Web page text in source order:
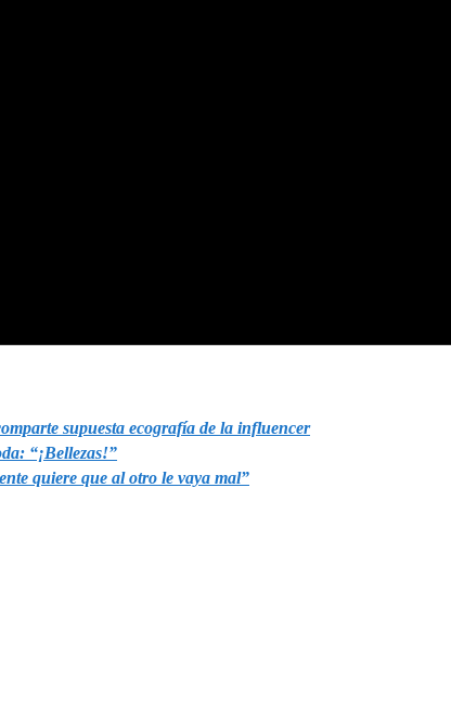
supuesta ecografía de la influencer
“¡Bellezas!”
quiere que al otro le vaya mal”